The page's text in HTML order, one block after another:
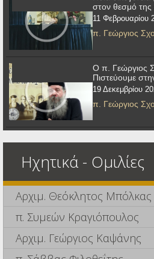
στον θεσμό της
11 Φεβρουαρίου
π. Γεώργιος
Ο π. Γεώργιος
Πιστεύουμε
19 Δεκεμβρίου
π. Γεώργιος
Ηχητικά - Ομιλίες
Αρχιμ. Θεόκλητος Μπόλκας
π. Συμεών Κραγιόπουλος
Αρχιμ. Γεώργιος Καψάνης